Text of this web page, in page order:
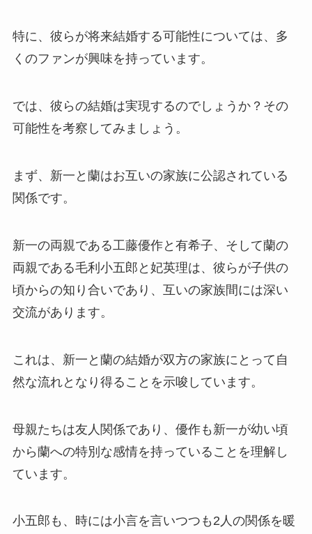
特に、彼らが将来結婚する可能性については、多
くのファンが興味を持っています。
では、彼らの結婚は実現するのでしょうか？その
可能性を考察してみましょう。
まず、新一と蘭はお互いの家族に公認されている
関係です。
新一の両親である工藤優作と有希子、そして蘭の
両親である毛利小五郎と妃英理は、彼らが子供の
頃からの知り合いであり、互いの家族間には深い
交流があります。
これは、新一と蘭の結婚が双方の家族にとって自
然な流れとなり得ることを示唆しています。
母親たちは友人関係であり、優作も新一が幼い頃
から蘭への特別な感情を持っていることを理解し
ています。
小五郎も、時には小言を言いつつも2人の関係を暖